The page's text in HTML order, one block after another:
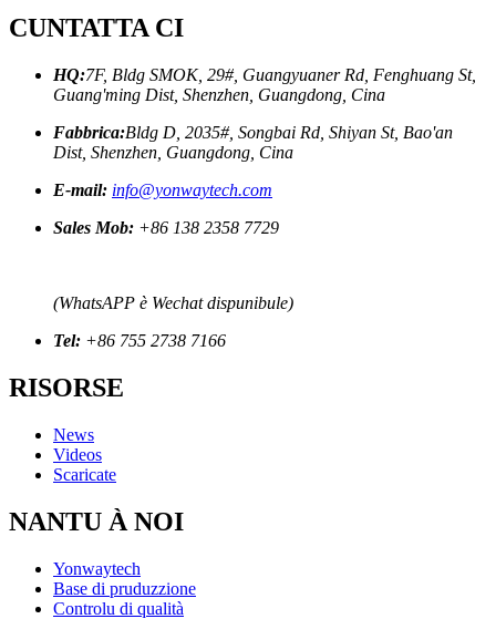
CUNTATTA CI
HQ:7F, Bldg SMOK, 29#, Guangyuaner Rd, Fenghuang St,
Guang'ming Dist, Shenzhen, Guangdong, Cina
Fabbrica:Bldg D, 2035#, Songbai Rd, Shiyan St, Bao'an
Dist, Shenzhen, Guangdong, Cina
E-mail: info@yonwaytech.com
Sales Mob: +86 138 2358 7729
(WhatsAPP è Wechat dispunibule)
Tel: +86 755 2738 7166
RISORSE
News
Videos
Scaricate
NANTU À NOI
Yonwaytech
Base di pruduzzione
Controlu di qualità